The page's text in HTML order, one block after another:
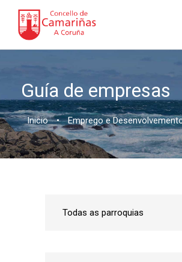
Guía de empresas
Inicio • Emprego e